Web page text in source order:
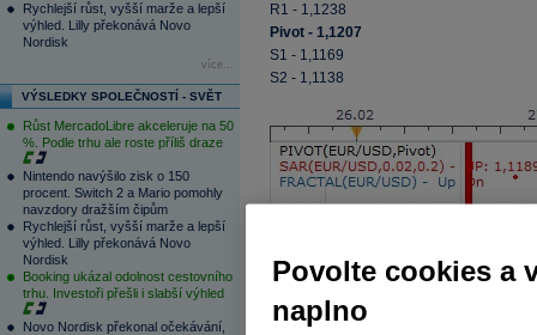
Rychlejší růst, vyšší marže a lepší
výhled. Lilly překonává Novo
Nordisk
více...
VÝSLEDKY SPOLEČNOSTÍ - SVĚT
Růst MercadoLibre akceleruje na 50
%. Podle trhu ale roste příliš draze
Nintendo navýšilo zisk o 150
procent. Switch 2 a Mario pomohly
navzdory dražším čipům
Rychlejší růst, vyšší marže a lepší
výhled. Lilly překonává Novo
Nordisk
Booking ukázal odolnost cestovního
trhu. Investoři přešli i slabší výhled
Novo Nordisk překonal očekávání,
R1 - 1,1238
Pivot - 1,1207
S1 - 1,1169
S2 - 1,1138
Povolte cookies a
naplno